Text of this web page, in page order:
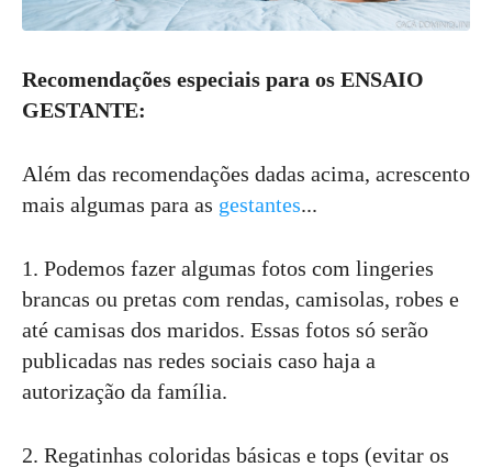
Recomendações especiais para os ENSAIO
GESTANTE:
Além das recomendações dadas acima, acrescento
mais algumas para as gestantes...
1. Podemos fazer algumas fotos com lingeries
brancas ou pretas com rendas, camisolas, robes e
até camisas dos maridos. Essas fotos só serão
publicadas nas redes sociais caso haja a
autorização da família.
2. Regatinhas coloridas básicas e tops (evitar os